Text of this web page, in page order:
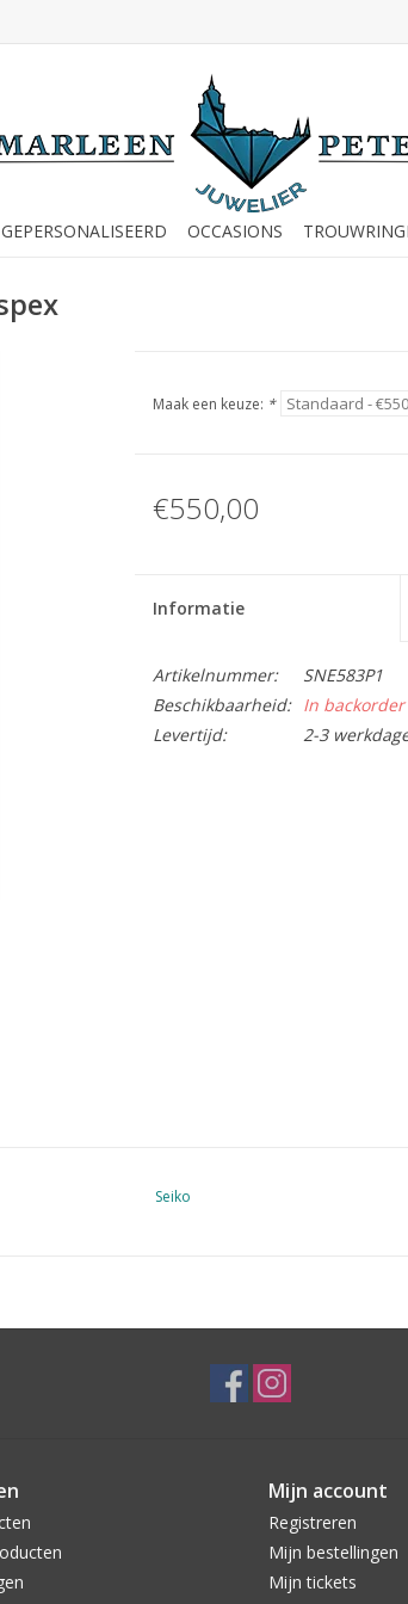
GEPERSONALISEERD OCCASIONS
Maak een keuze: *
€550,00
Informatie
Artikelnummer:
SNE583P1
Beschikbaarheid:
In backorder
Levertijd:
2-3
Seiko
Mijn account
Registreren
Mijn bestellingen
Mijn tickets